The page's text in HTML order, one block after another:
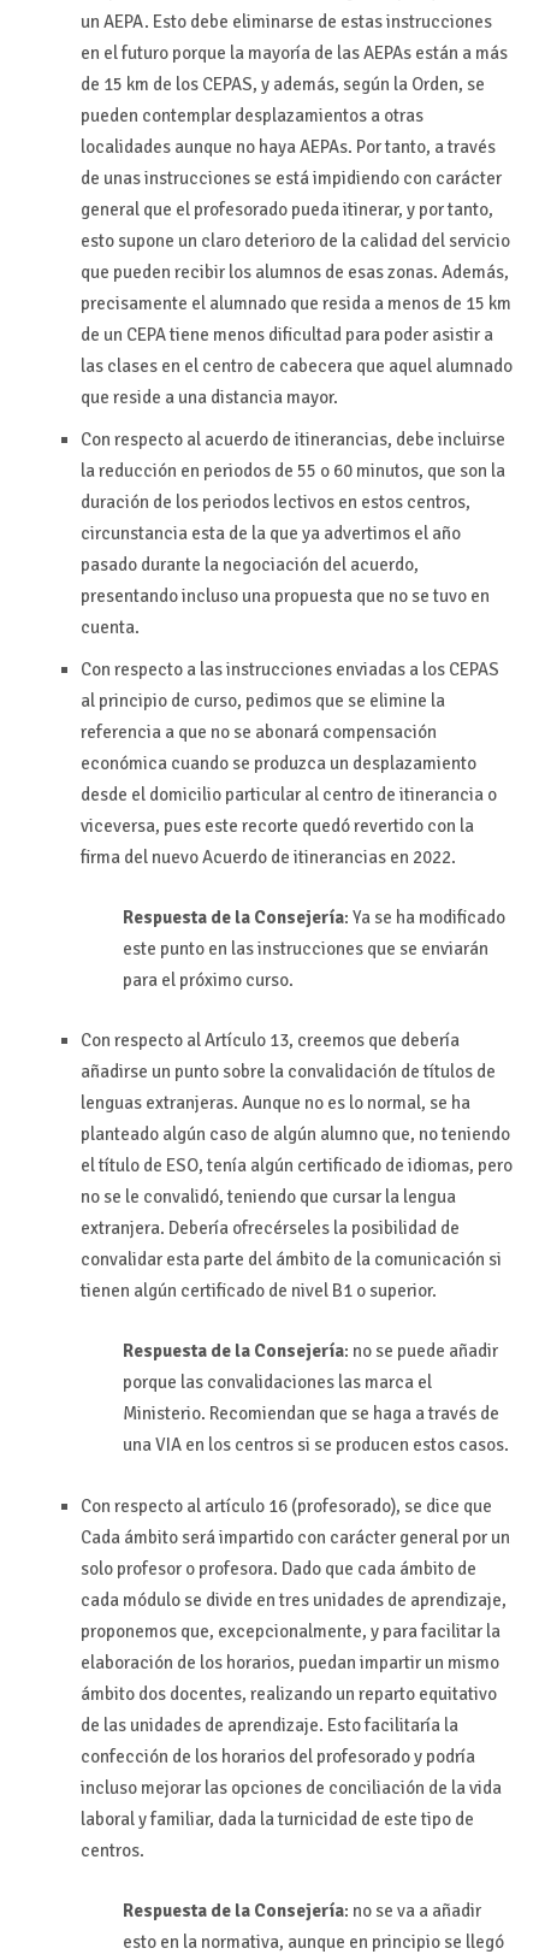
un AEPA. Esto debe eliminarse de estas instrucciones
en el futuro porque la mayoría de las AEPAs están a más
de 15 km de los CEPAS, y además, según la Orden, se
pueden contemplar desplazamientos a otras
localidades aunque no haya AEPAs. Por tanto, a través
de unas instrucciones se está impidiendo con carácter
general que el profesorado pueda itinerar, y por tanto,
esto supone un claro deterioro de la calidad del servicio
que pueden recibir los alumnos de esas zonas. Además,
precisamente el alumnado que resida a menos de 15 km
de un CEPA tiene menos dificultad para poder asistir a
las clases en el centro de cabecera que aquel alumnado
que reside a una distancia mayor.
Con respecto al acuerdo de itinerancias, debe incluirse
la reducción en periodos de 55 o 60 minutos, que son la
duración de los periodos lectivos en estos centros,
circunstancia esta de la que ya advertimos el año
pasado durante la negociación del acuerdo,
presentando incluso una propuesta que no se tuvo en
cuenta.
Con respecto a las instrucciones enviadas a los CEPAS
al principio de curso, pedimos que se elimine la
referencia a que no se abonará compensación
económica cuando se produzca un desplazamiento
desde el domicilio particular al centro de itinerancia o
viceversa, pues este recorte quedó revertido con la
firma del nuevo Acuerdo de itinerancias en 2022.
Respuesta de la Consejería: Ya se ha modificado
este punto en las instrucciones que se enviarán
para el próximo curso.
Con respecto al Artículo 13, creemos que debería
añadirse un punto sobre la convalidación de títulos de
lenguas extranjeras. Aunque no es lo normal, se ha
planteado algún caso de algún alumno que, no teniendo
el título de ESO, tenía algún certificado de idiomas, pero
no se le convalidó, teniendo que cursar la lengua
extranjera. Debería ofrecérseles la posibilidad de
convalidar esta parte del ámbito de la comunicación si
tienen algún certificado de nivel B1 o superior.
Respuesta de la Consejería: no se puede añadir
porque las convalidaciones las marca el
Ministerio. Recomiendan que se haga a través de
una VIA en los centros si se producen estos casos.
Con respecto al artículo 16 (profesorado), se dice que
Cada ámbito será impartido con carácter general por un
solo profesor o profesora. Dado que cada ámbito de
cada módulo se divide en tres unidades de aprendizaje,
proponemos que, excepcionalmente, y para facilitar la
elaboración de los horarios, puedan impartir un mismo
ámbito dos docentes, realizando un reparto equitativo
de las unidades de aprendizaje. Esto facilitaría la
confección de los horarios del profesorado y podría
incluso mejorar las opciones de conciliación de la vida
laboral y familiar, dada la turnicidad de este tipo de
centros.
Respuesta de la Consejería: no se va a añadir
esto en la normativa, aunque en principio se llegó